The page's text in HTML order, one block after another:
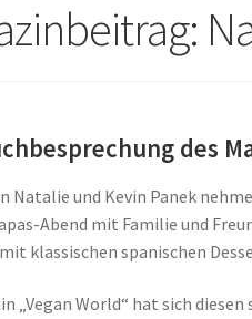
des
Natalie und Kevin Panek
Abend mit Familie und
klassischen spanischen
„Vegan World“ hat sich